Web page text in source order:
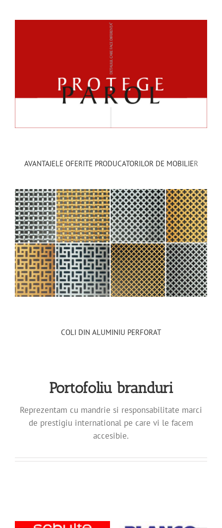
AVANTAJELE OFERITE PRODUCATORILOR DE MOBILIER
COLI DIN ALUMINIU PERFORAT
Portofoliu branduri
Reprezentam cu mandrie si responsabilitate marci
de prestigiu international pe care vi le facem
accesibie.